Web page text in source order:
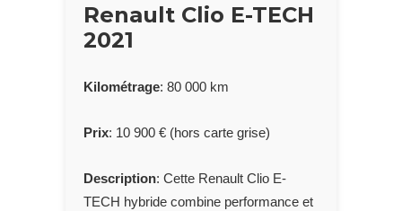
Renault Clio E-TECH
2021
Kilométrage: 80 000 km
Prix: 10 900 € (hors carte grise)
Description: Cette Renault Clio E-
TECH hybride combine performance et